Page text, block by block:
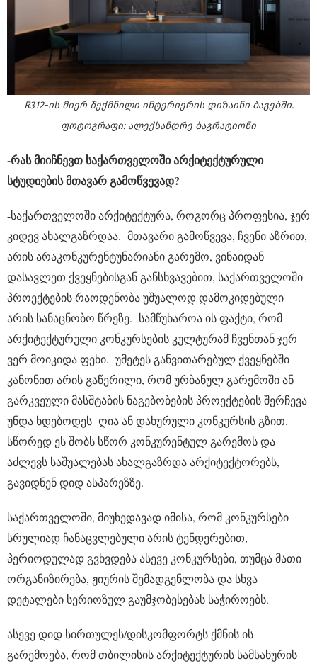
R312-ის მიერ შექმნილი ინტერიერის დიზაინი ბაგებში.
ფოტოგრაფი: ალექსანდრე ბაგრატიონი
-რას მიიჩნევთ საქართველოში არქიტექტურული
სტუდიების მთავარ გამოწვევად?
-საქართველოში არქიტექტურა, როგორც პროფესია, ჯერ
კიდევ ახალგაზრდაა. მთავარი გამოწვევა, ჩვენი აზრით,
არის არაკონკურენტუნარიანი გარემო, ვინაიდან
დასავლეთ ქვეყნებისგან განსხვავებით, საქართველოში
პროექტების რაოდენობა უშუალოდ დამოკიდებული
არის სანაცნობო წრეზე. სამწუხაროა ის ფაქტი, რომ
არქიტექტურული კონკურსების კულტურამ ჩვენთან ჯერ
ვერ მოიკიდა ფეხი. უმეტეს განვითარებულ ქვეყნებში
კანონით არის გაწერილი, რომ ურბანულ გარემოში ან
გარკვეული მასშტაბის ნაგებობების პროექტების შერჩევა
უნდა ხდებოდეს ღია ან დახურული კონკურსის გზით.
სწორედ ეს შობს სწორ კონკურენტულ გარემოს და
აძლევს საშუალებას ახალგაზრდა არქიტექტორებს,
გავიდნენ დიდ ასპარეზზე.
საქართველოში, მიუხედავად იმისა, რომ კონკურსები
სრულიად ჩანაცვლებული არის ტენდერებით,
პერიოდულად გვხვდება ასევე კონკურსები, თუმცა მათი
ორგანიზირება, ჟიურის შემადგენლობა და სხვა
დეტალები სერიოზულ გაუმჯობესებას საჭიროებს.
ასევე დიდ სირთულეს/დისკომფორტს ქმნის ის
გარემოება, რომ თბილისის არქიტექტურის სამსახურის